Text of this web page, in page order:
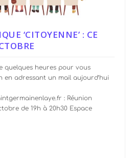
‘CITOYENNE’ : CE
quelques heures pour vous
en adressant un mail aujourd’hui
: Réunion
de 19h à 20h30 Espace